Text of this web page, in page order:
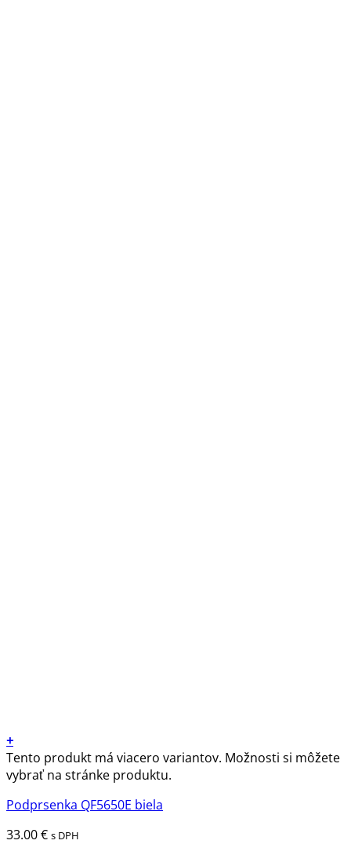
+
Tento produkt má viacero variantov. Možnosti si môžete
vybrať na stránke produktu.
Podprsenka QF5650E biela
33.00€ s DPH